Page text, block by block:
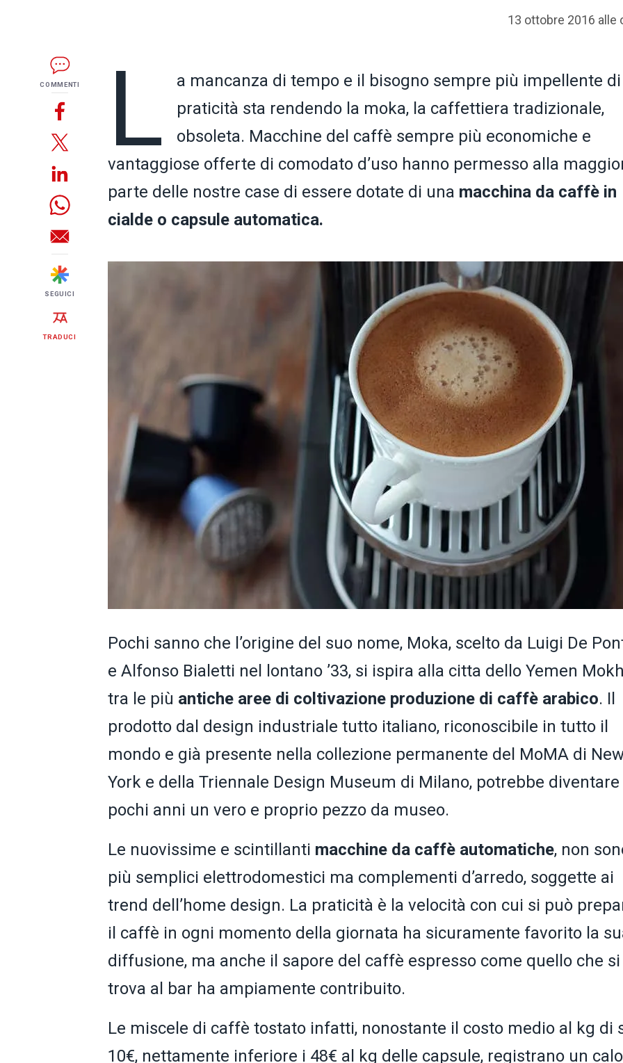
13 ottobre 2016 alle
COMMENTI
SEGUICI
TRADUCI
L
a mancanza di tempo e il bisogno sempre più impellente di
praticità sta rendendo la moka, la caffettiera tradizionale,
obsoleta. Macchine del caffè sempre più economiche e
vantaggiose offerte di comodato d’uso hanno permesso alla
parte delle nostre case di essere dotate di una macchina da caffè in
cialde o capsule automatica.
Pochi sanno che l’origine del suo nome, Moka, scelto da Luigi De
e Alfonso Bialetti nel lontano ’33, si ispira alla citta dello Yemen
tra le più antiche aree di coltivazione produzione di caffè arabico. Il
prodotto dal design industriale tutto italiano, riconoscibile in tutto il
mondo e già presente nella collezione permanente del MoMA di
York e della Triennale Design Museum di Milano, potrebbe
pochi anni un vero e proprio pezzo da museo.
Le nuovissime e scintillanti macchine da caffè automatiche, non
più semplici elettrodomestici ma complementi d’arredo, soggette ai
trend dell’home design. La praticità è la velocità con cui si può
il caffè in ogni momento della giornata ha sicuramente favorito la
diffusione, ma anche il sapore del caffè espresso come quello che si
trova al bar ha ampiamente contribuito.
Le miscele di caffè tostato infatti, nonostante il costo medio al kg di
10€, nettamente inferiore i 48€ al kg delle capsule, registrano un calo